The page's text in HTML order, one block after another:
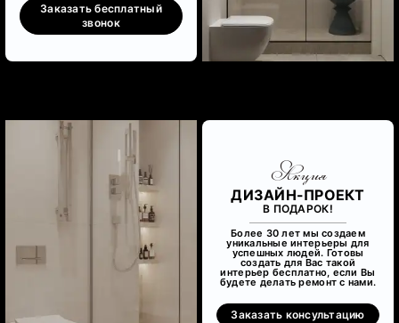
Заказать бесплатный
звонок
Акция
ДИЗАЙН-ПРОЕКТ
В ПОДАРОК!
Более 30 лет мы создаем
уникальные интерьеры для
успешных людей. Готовы
создать для Вас такой
интерьер бесплатно, если Вы
будете делать ремонт с нами.
Заказать консультацию